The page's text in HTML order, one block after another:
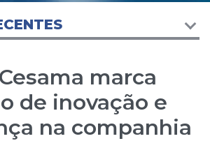
marca
de inovação e
na companhia